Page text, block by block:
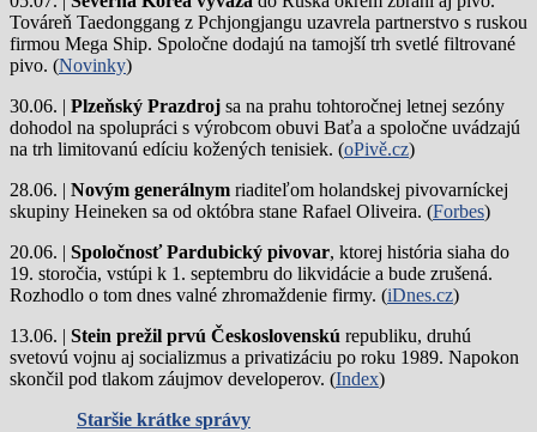
Továreň Taedonggang z Pchjongjangu uzavrela partnerstvo s ruskou
firmou Mega Ship. Spoločne dodajú na tamojší trh svetlé filtrované
pivo. (Novinky)
30.06. | Plzeňský Prazdroj sa na prahu tohtoročnej letnej sezóny
dohodol na spolupráci s výrobcom obuvi Baťa a spoločne uvádzajú
na trh limitovanú edíciu kožených tenisiek. (oPivě.cz)
28.06. | Novým generálnym riaditeľom holandskej pivovarníckej
skupiny Heineken sa od októbra stane Rafael Oliveira. (Forbes)
20.06. | Spoločnosť Pardubický pivovar, ktorej história siaha do
19. storočia, vstúpi k 1. septembru do likvidácie a bude zrušená.
Rozhodlo o tom dnes valné zhromaždenie firmy. (iDnes.cz)
13.06. | Stein prežil prvú Československú republiku, druhú
svetovú vojnu aj socializmus a privatizáciu po roku 1989. Napokon
skončil pod tlakom záujmov developerov. (Index)
Staršie krátke správy